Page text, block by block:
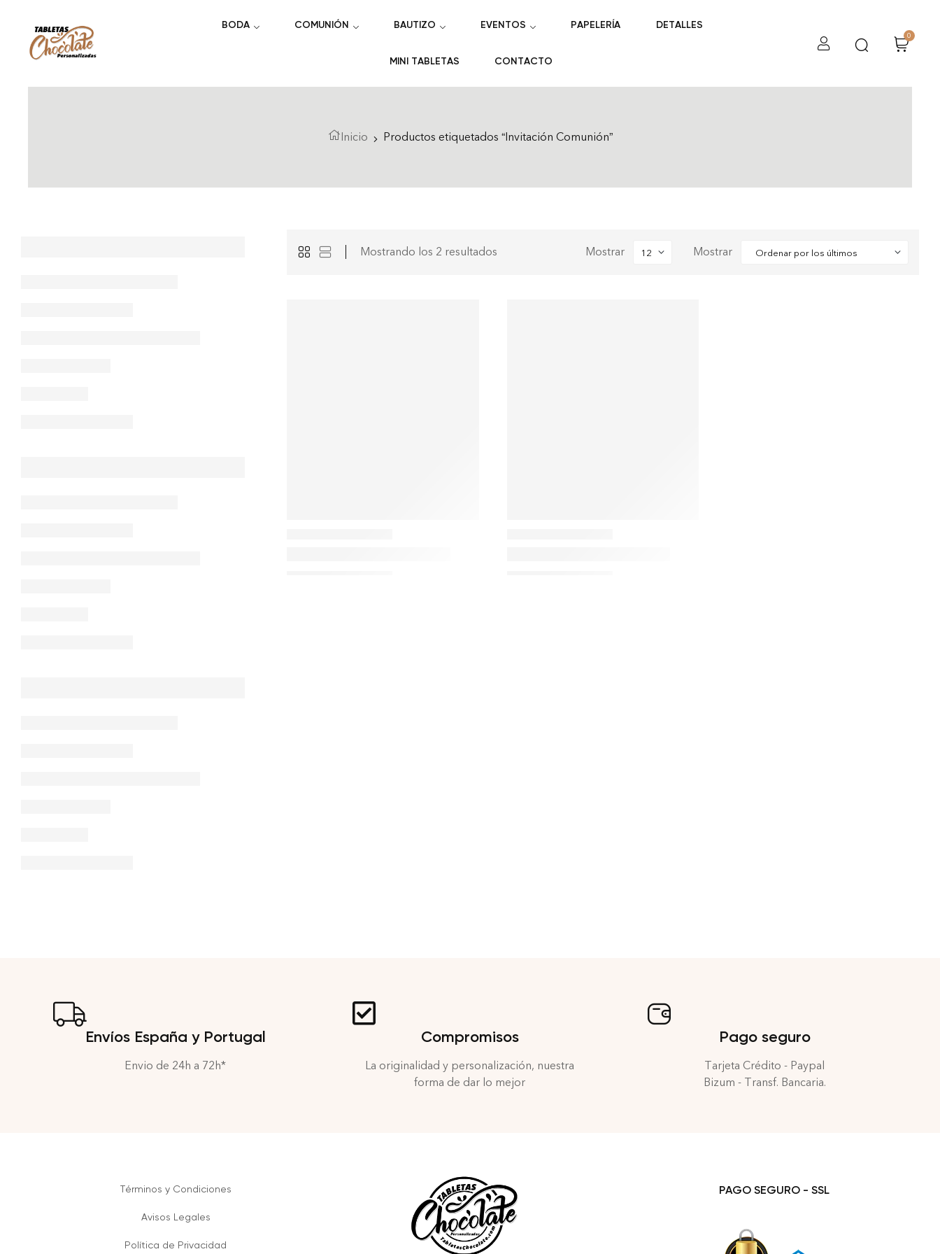
BODA COMUNIÓN BAUTIZO EVENTOS PAPELERÍA DETALLES
MINI TABLETAS CONTACTO
0
Inicio Productos etiquetados “Invitación Comunión”
Mostrando los 2 resultados Mostrar Mostrar
Envíos España y Portugal
Envio de 24h a 72h*
Compromisos
La originalidad y personalización, nuestra
forma de dar lo mejor
Pago seguro
Tarjeta Crédito - Paypal
Bizum - Transf. Bancaria.
Términos y Condiciones
Avisos Legales
Política de Privacidad
PAGO SEGURO - SSL
in
html/wp-